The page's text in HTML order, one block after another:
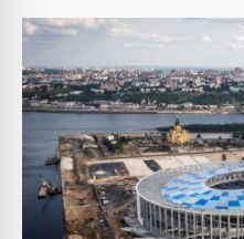
World
2018-
STADIOANELE:
Nizhny
Novgorod
Stadium